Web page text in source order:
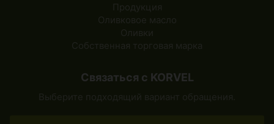
Продукция
Оливковое масло
Оливки
Собственная торговая марка
Связаться с KORVEL